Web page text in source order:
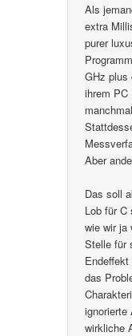
Als
extra
purer
GHz plus
ihrem PC
Aber
Das soll
Lob für C
wie wir ja
Stelle für
das
ignorierte
wirkliche